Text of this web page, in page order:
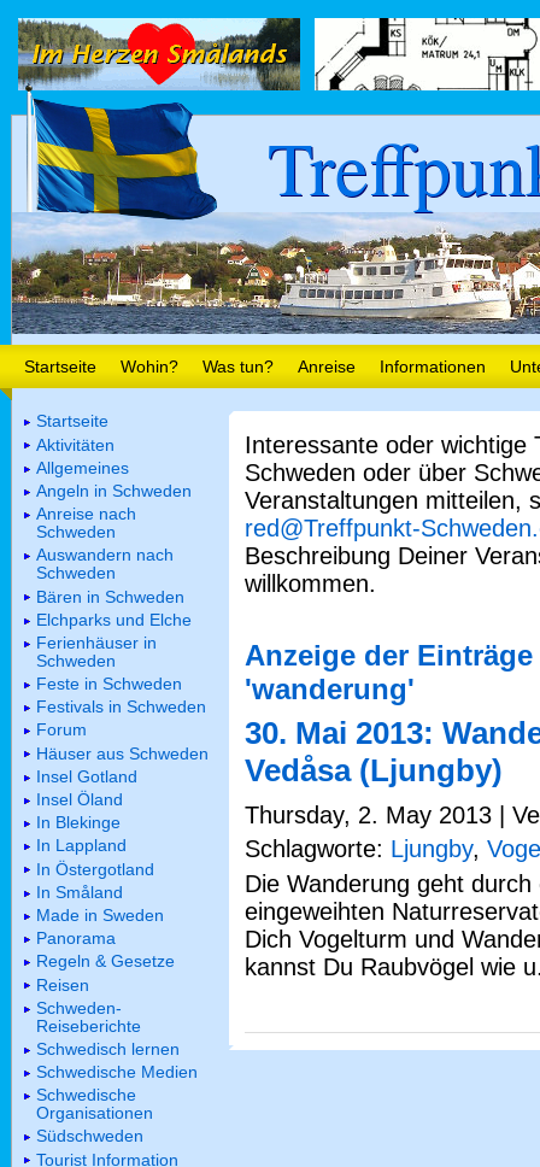
Startseite Wohin? Was tun? Anreise Informationen
Interessante oder wichtige
Schweden oder über
Veranstaltungen mitteilen,
red@Treffpunkt-
Beschreibung Deiner
willkommen.
Anzeige der
'wanderung'
30. Mai 2013:
Vedåsa (Ljungby)
Thursday, 2. May 2013 |
Schlagworte: Ljungby,
Die Wanderung geht
eingeweihten
Dich Vogelturm und
kannst Du Raubvögel wie
Startseite
Aktivitäten
Allgemeines
Angeln in Schweden
Anreise nach
Schweden
Auswandern nach
Schweden
Bären in Schweden
Elchparks und Elche
Ferienhäuser in
Schweden
Feste in Schweden
Festivals in Schweden
Forum
Häuser aus Schweden
Insel Gotland
Insel Öland
In Blekinge
In Lappland
In Östergotland
In Småland
Made in Sweden
Panorama
Regeln & Gesetze
Reisen
Schweden-
Reiseberichte
Schwedisch lernen
Schwedische Medien
Schwedische
Organisationen
Südschweden
Tourist Information